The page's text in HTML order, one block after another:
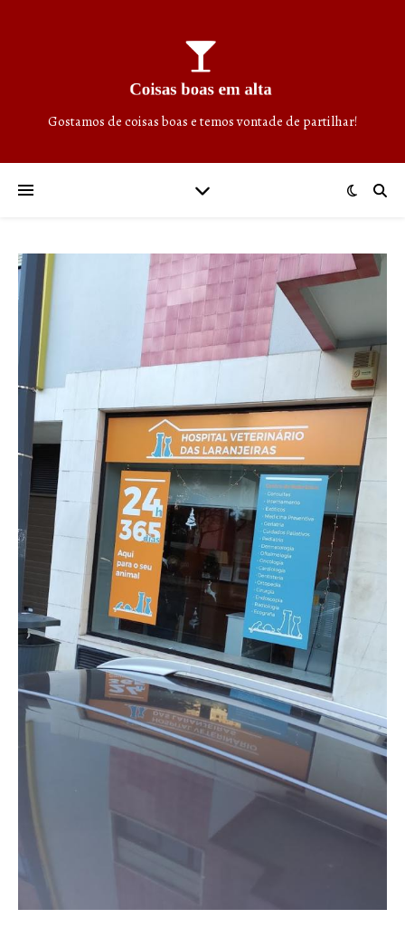
Gostamos de coisas boas e temos vontade de partilhar!